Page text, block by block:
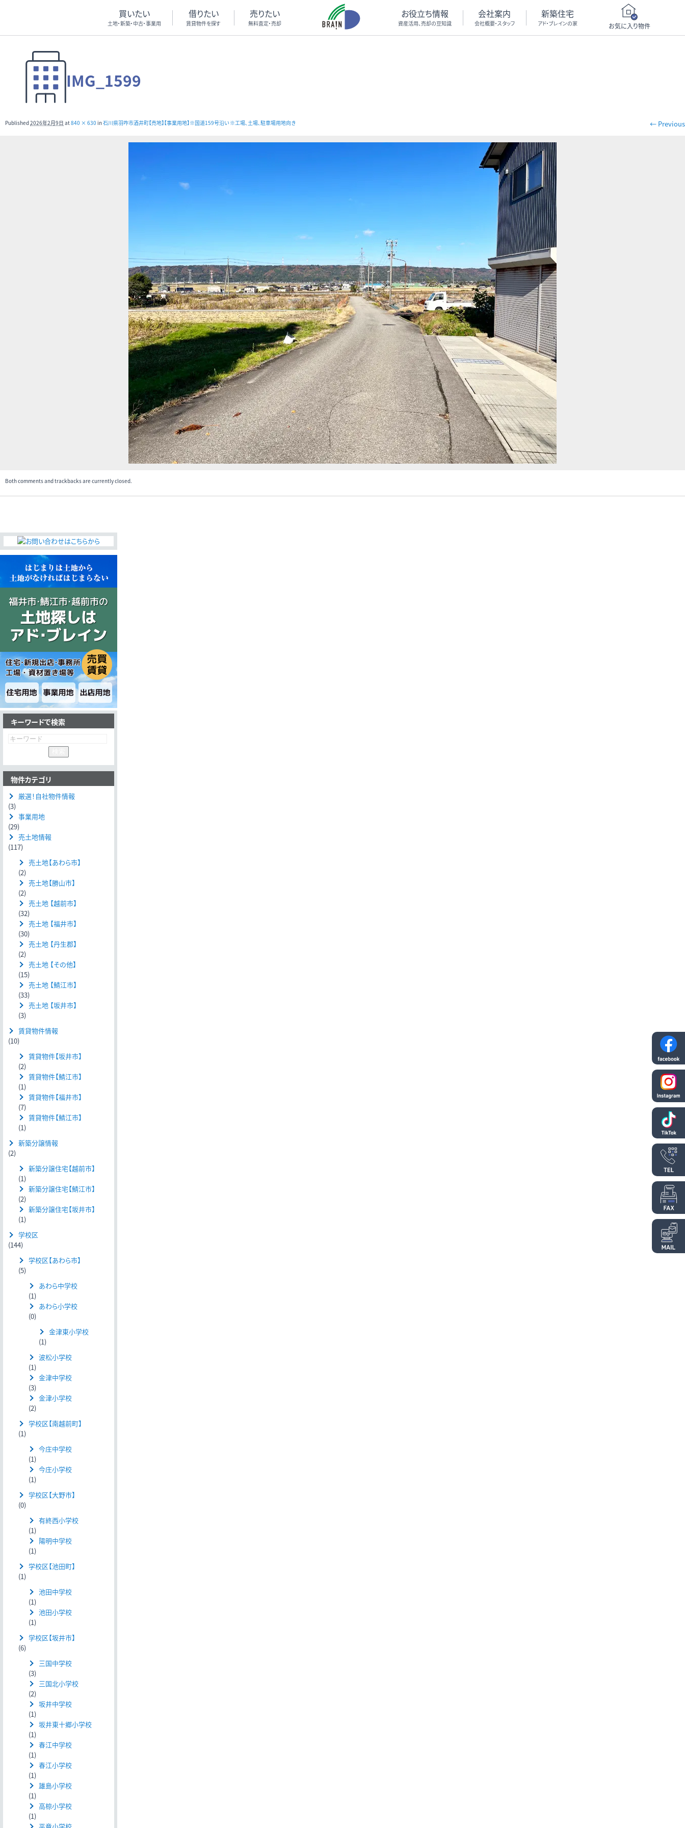
買いたい
土地・新築・中古・事業用
借りたい
賃貸物件を探す
売りたい
無料査定・売却
お役立ち情報
資産活用、売却の豆知識
会社案内
会社概要・スタッフ
新築住宅
アド・ブレインの家 お気に入り物件
IMG_1599
Published2026年2月9日 at840 × 630 in石川県羽咋市酒井町【売地】【事業用地】※国道159号沿い ※工場､土場､駐車場用地向き ← Previous
Both comments and trackbacks are currently closed.
キーワードで検索
物件カテゴリ
厳選！自社物件情報
(3)
事業用地
(29)
売土地情報
(117)
売土地【あわら市】
(2)
売土地【勝山市】
(2)
売土地 【越前市】
(32)
売土地 【福井市】
(30)
売土地 【丹生郡】
(2)
売土地 【その他】
(15)
売土地 【鯖江市】
(33)
売土地 【坂井市】
(3)
賃貸物件情報
(10)
賃貸物件【坂井市】
(2)
賃貸物件【鯖江市】
(1)
賃貸物件【福井市】
(7)
賃貸物件【鯖江市】
(1)
新築分譲情報
(2)
新築分譲住宅【越前市】
(1)
新築分譲住宅【鯖江市】
(2)
新築分譲住宅【坂井市】
(1)
学校区
(144)
学校区【あわら市】
(5)
あわら中学校
(1)
あわら小学校
(0)
金津東小学校
(1)
波松小学校
(1)
金津中学校
(3)
金津小学校
(2)
学校区【南越前町】
(1)
今庄中学校
(1)
今庄小学校
(1)
学校区【大野市】
(0)
有終西小学校
(1)
陽明中学校
(1)
学校区【池田町】
(1)
池田中学校
(1)
池田小学校
(1)
学校区【坂井市】
(6)
三国中学校
(3)
三国北小学校
(2)
坂井中学校
(1)
坂井東十郷小学校
(1)
春江中学校
(1)
春江小学校
(1)
雄島小学校
(1)
高椋小学校
(1)